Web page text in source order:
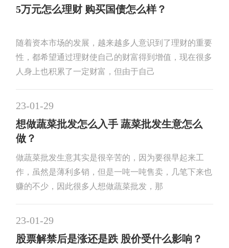
5万元怎么理财 购买国债怎么样？
随着资本市场的发展，越来越多人意识到了理财的重要
性，都希望通过理财使自己的财富得到增值，现在很多
人身上也积累了一定财富，但由于自己
23-01-29
想做蔬菜批发怎么入手 蔬菜批发生意怎么
做？
做蔬菜批发生意其实是很辛苦的，因为要很早起来工
作，虽然是薄利多销，但是一吨一吨售卖，几笔下来也
赚的不少，因此很多人想做蔬菜批发，那
23-01-29
股票解禁后是涨还是跌 股价受什么影响？